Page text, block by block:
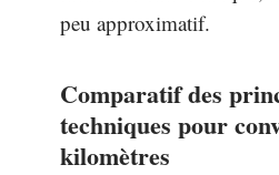
peu approximatif.
Comparatif des
techniques pour
kilomètres